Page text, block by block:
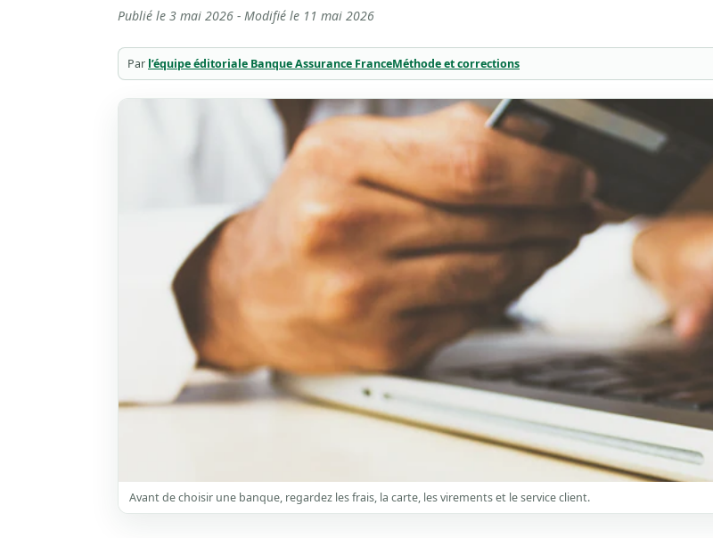
Publié le 3 mai 2026 - Modifié le 11 mai 2026
Par l’équipe éditoriale Banque Assurance FranceMéthode et corrections
Avant de choisir une banque, regardez les frais, la carte, les virements et le service client.